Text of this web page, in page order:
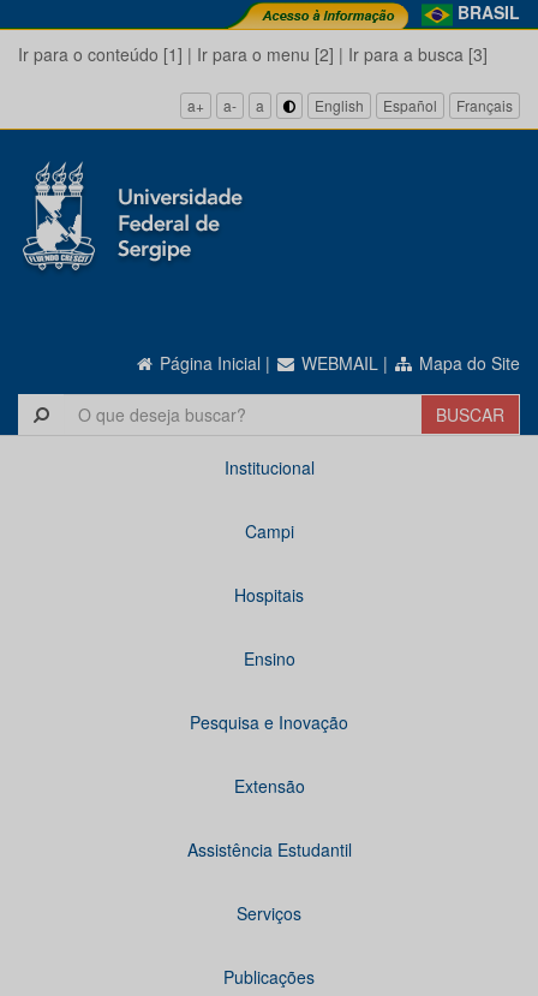
BRASIL
Ir para o conteúdo [1] | Ir para o menu [2] | Ir para a busca [3]
a+ a- a English Español Français
Página Inicial | WEBMAIL | Mapa do Site
Institucional
Campi
Hospitais
Ensino
Pesquisa e Inovação
Extensão
Assistência Estudantil
Serviços
Publicações